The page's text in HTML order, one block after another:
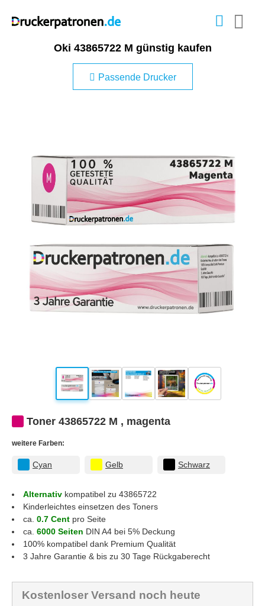
Oki 43865722 M günstig kaufen
Passende Drucker
Toner 43865722 M , magenta
weitere Farben:
Cyan Gelb Schwarz
Alternativ kompatibel zu 43865722
Kinderleichtes einsetzen des Toners
ca. 0.7 Cent pro Seite
ca. 6000 Seiten DIN A4 bei 5% Deckung
100% kompatibel dank Premium Qualität
3 Jahre Garantie & bis zu 30 Tage Rückgaberecht
Kostenloser Versand noch heute